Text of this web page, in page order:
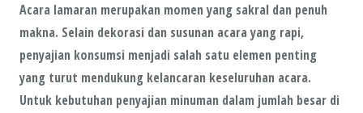
Acara lamaran merupakan momen yang sakral dan penuh
makna. Selain dekorasi dan susunan acara yang rapi,
penyajian konsumsi menjadi salah satu elemen penting
yang turut mendukung kelancaran keseluruhan acara.
Untuk kebutuhan penyajian minuman dalam jumlah besar di